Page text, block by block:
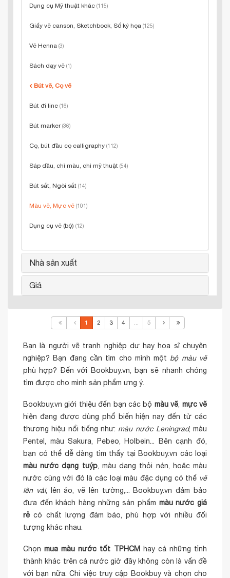
Dụng cụ Mỹ thuật khác (115)
Giấy vẽ canson, Sketchbook, Sổ ký họa (125)
Vẽ Henna (3)
Sách dạy vẽ (1)
Bút vẽ, Cọ vẽ
Bút đi line (16)
Bút marker(36)
Cọ, bút đầu cọ calligraphy (112)
Sáp dầu, chì màu, chì mỹ thuật (54)
Bút sắt, Ngòi sắt (14)
Màu vẽ, Mực vẽ (101)
Dụng cụ vẽ (bộ) (12)
Nhà sản xuất
Giá
1 2 3 4 ... 5
Bạn là người vẽ tranh nghiệp dư hay họa sĩ chuyên
nghiệp? Bạn đang cần tìm cho mình một bộ màu vẽ
phù hợp? Đến với Bookbuy.vn, bạn sẽ nhanh chóng
tìm được cho mình sản phẩm ưng ý.
Bookbuy.vn giới thiệu đến bạn các bộ màu vẽ, mực vẽ
hiện đang được dùng phổ biến hiện nay đến từ các
thương hiệu nổi tiếng như: màu nước Leningrad, màu
Pentel, màu Sakura, Pebeo, Holbein... Bên cạnh đó,
bạn có thể dễ dàng tìm thấy tại Bookbuy.vn các loại
màu nước dạng tuýp, màu dạng thỏi nén, hoặc màu
nước cùng với đó là các loại màu đặc dụng có thể vẽ
lên vải, lên áo, vẽ lên tường,... Bookbuy.vn đảm bảo
đưa đến khách hàng những sản phẩm màu nước giá
rẻcó chất lượng đảm bảo, phù hợp với nhiều đối
tượng khác nhau.
Chọnmua màu nước tốt TPHCM hay cả những tỉnh
thành khác trên cả nước giờ đây không còn là vấn đề
với bạn nữa. Chỉ việc truy cập Bookbuy và chọn cho